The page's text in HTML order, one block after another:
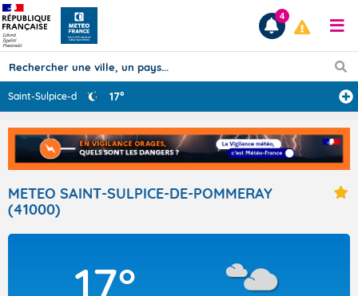
Prévisions
TOUS LES RÉSULTATS
4
Saint-Sulpice-d 17°
METEO SAINT-SULPICE-DE-POMMERAY
(41000)